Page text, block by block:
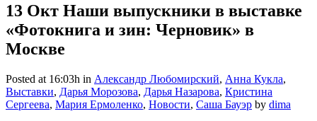
13 Окт Наши выпускники в выставке
«Фотокнига и зин: Черновик» в
Москве
Posted at 16:03h in Александр Любомирский, Анна Кукла,
Выставки, Дарья Морозова, Дарья Назарова, Кристина
Сергеева, Мария Ермоленко, Новости, Саша Бауэр by dima